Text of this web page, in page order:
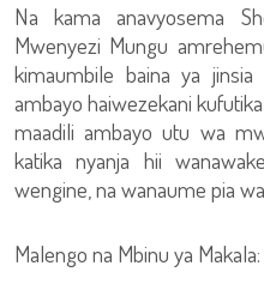
Na kama anavyosema
Mwenyezi Mungu
kimaumbile baina ya
ambayo haiwezekani
maadili ambayo utu wa
katika nyanja hii
wengine, na wanaume pia
Malengo na Mbinu ya Makala: